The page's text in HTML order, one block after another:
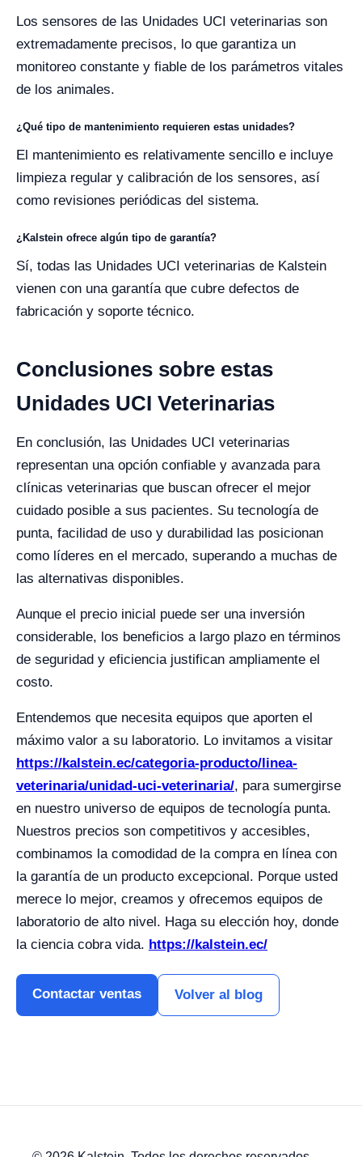
Los sensores de las Unidades UCI veterinarias son
extremadamente precisos, lo que garantiza un
monitoreo constante y fiable de los parámetros vitales
de los animales.
¿Qué tipo de mantenimiento requieren estas unidades?
El mantenimiento es relativamente sencillo e incluye
limpieza regular y calibración de los sensores, así
como revisiones periódicas del sistema.
¿Kalstein ofrece algún tipo de garantía?
Sí, todas las Unidades UCI veterinarias de Kalstein
vienen con una garantía que cubre defectos de
fabricación y soporte técnico.
Conclusiones sobre estas
Unidades UCI Veterinarias
En conclusión, las Unidades UCI veterinarias
representan una opción confiable y avanzada para
clínicas veterinarias que buscan ofrecer el mejor
cuidado posible a sus pacientes. Su tecnología de
punta, facilidad de uso y durabilidad las posicionan
como líderes en el mercado, superando a muchas de
las alternativas disponibles.
Aunque el precio inicial puede ser una inversión
considerable, los beneficios a largo plazo en términos
de seguridad y eficiencia justifican ampliamente el
costo.
Entendemos que necesita equipos que aporten el
máximo valor a su laboratorio. Lo invitamos a visitar
https://kalstein.ec/categoria-producto/linea-
veterinaria/unidad-uci-veterinaria/, para sumergirse
en nuestro universo de equipos de tecnología punta.
Nuestros precios son competitivos y accesibles,
combinamos la comodidad de la compra en línea con
la garantía de un producto excepcional. Porque usted
merece lo mejor, creamos y ofrecemos equipos de
laboratorio de alto nivel. Haga su elección hoy, donde
la ciencia cobra vida. https://kalstein.ec/
Contactar ventas Volver al blog